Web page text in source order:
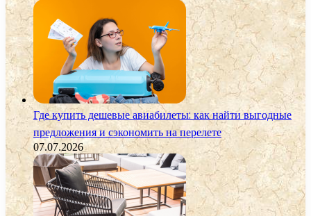
Где купить дешевые авиабилеты: как найти выгодные
предложения и сэкономить на перелете
07.07.2026